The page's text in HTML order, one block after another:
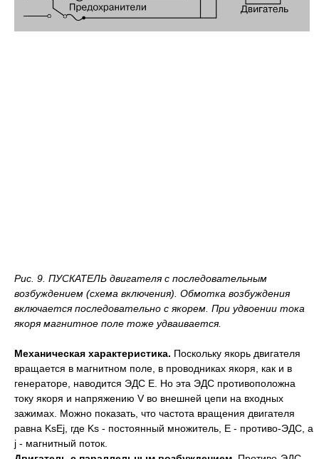
Рис. 9. ПУСКАТЕЛЬ двигателя с последовательным
возбуждением (схема включения). Обмотка возбуждения
включается последовательно с якорем. При удвоении тока
якоря магнитное поле тоже удваивается.
Механическая характеристика. Поскольку якорь двигателя
вращается в магнитном поле, в проводниках якоря, как и в
генераторе, наводится ЭДС Е. Но эта ЭДС противоположна
току якоря и напряжению V во внешней цепи на входных
зажимах. Можно показать, что частота вращения двигателя
равна KsEj, где Ks - постоянный множитель, Е - противо-ЭДС, а
j - магнитный поток.